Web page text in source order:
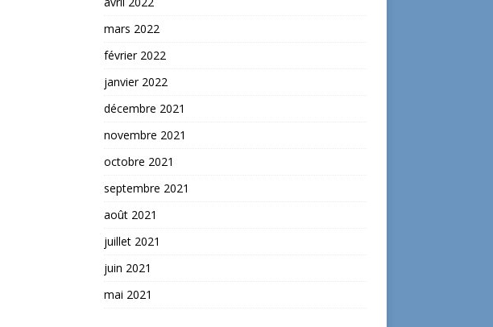
mars 2022
février 2022
janvier 2022
décembre 2021
novembre 2021
octobre 2021
septembre 2021
août 2021
juillet 2021
juin 2021
mai 2021